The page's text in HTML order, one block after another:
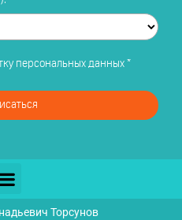
персональных данных*
Торсунов